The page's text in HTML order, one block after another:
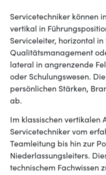
Servicetechniker können
vertikal in
Serviceleiter, horizontal
Qualitätsmanagement
lateral in angrenzende
oder Schulungswesen.
persönlichen Stärken,
ab.
Im klassischen vertikalen
Servicetechniker vom
Teamleitung bis hin zur
Niederlassungsleiters.
technischem Fachwissen